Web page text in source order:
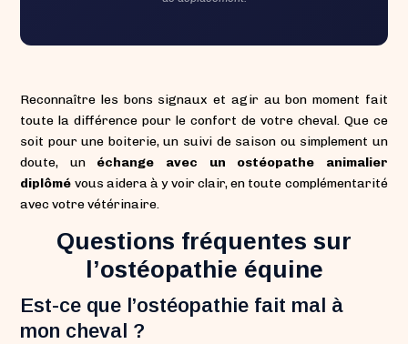
Reconnaître les bons signaux et agir au bon moment fait
toute la différence pour le confort de votre cheval. Que ce
soit pour une boiterie, un suivi de saison ou simplement un
doute, un échange avec un ostéopathe animalier
diplômé vous aidera à y voir clair, en toute complémentarité
avec votre vétérinaire.
Questions fréquentes sur
l’ostéopathie équine
Est-ce que l’ostéopathie fait mal à
mon cheval ?